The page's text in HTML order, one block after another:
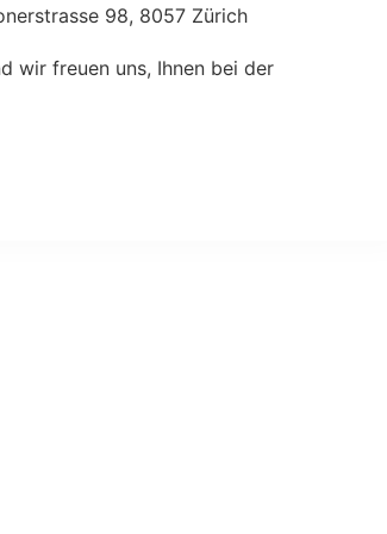
98, 8057 Zürich
wir freuen uns, Ihnen bei der